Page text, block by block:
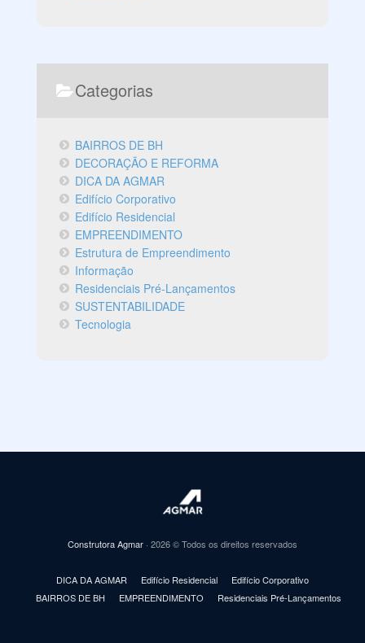
Categorias
BAIRROS DE BH
DECORAÇÃO E REFORMA
DICA DA AGMAR
Edifício Corporativo
Edifício Residencial
EMPREENDIMENTO
Estrutura de Empreendimento
Informação
Residenciais Pré-Lançamentos
SUSTENTABILIDADE
Tecnologia
Construtora Agmar · 2026 © Todos os direitos reservados
DICA DA AGMAR Edifício Residencial
Edifício Corporativo
BAIRROS DE BH
EMPREENDIMENTO Residenciais Pré-Lançamentos